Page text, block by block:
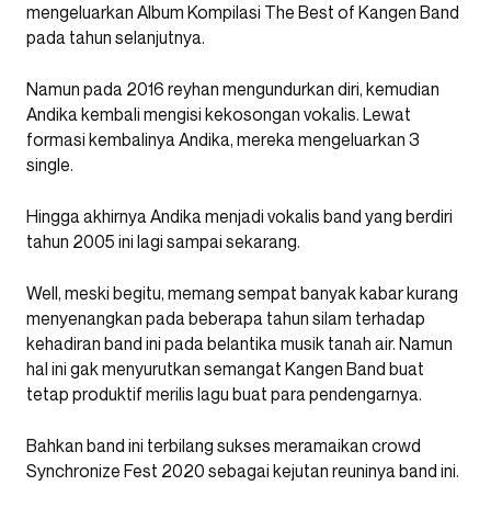
mengeluarkan Album Kompilasi The Best of Kangen Band
pada tahun selanjutnya.
Namun pada 2016 reyhan mengundurkan diri, kemudian
Andika kembali mengisi kekosongan vokalis. Lewat
formasi kembalinya Andika, mereka mengeluarkan 3
single.
Hingga akhirnya Andika menjadi vokalis band yang berdiri
tahun 2005 ini lagi sampai sekarang.
Well, meski begitu, memang sempat banyak kabar kurang
menyenangkan pada beberapa tahun silam terhadap
kehadiran band ini pada belantika musik tanah air. Namun
hal ini gak menyurutkan semangat Kangen Band buat
tetap produktif merilis lagu buat para pendengarnya.
Bahkan band ini terbilang sukses meramaikan crowd
Synchronize Fest 2020 sebagai kejutan reuninya band ini.